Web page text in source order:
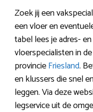
Zoek jij een
een vloer en
tabel lees je adres-
vloerspecialisten in
provincieFriesland.
en klussers die snel
leggen. Via deze
legservice uit de